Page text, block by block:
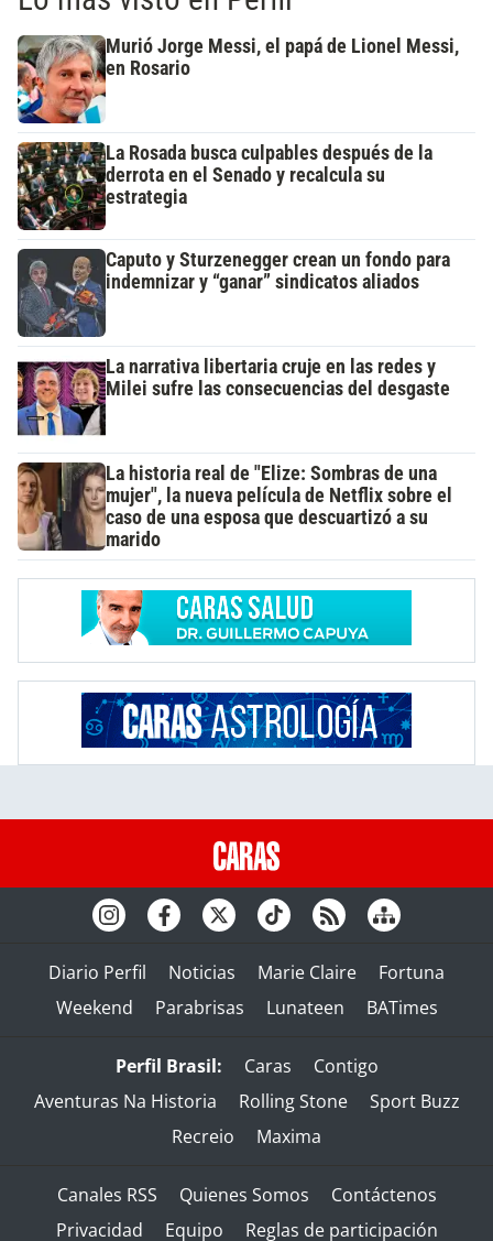
Murió Jorge Messi, el papá de Lionel Messi,
en Rosario
La Rosada busca culpables después de la
derrota en el Senado y recalcula su
estrategia
Caputo y Sturzenegger crean un fondo para
indemnizar y “ganar” sindicatos aliados
La narrativa libertaria cruje en las redes y
Milei sufre las consecuencias del desgaste
La historia real de "Elize: Sombras de una
mujer", la nueva película de Netflix sobre el
caso de una esposa que descuartizó a su
marido
Diario Perfil Noticias Marie Claire
Fortuna
Weekend
Parabrisas Lunateen BATimes
Perfil Brasil: Caras
Contigo
Aventuras Na Historia
Rolling Stone
Sport Buzz
Recreio
Maxima
Canales RSS Quienes Somos
Contáctenos
Privacidad
Equipo Reglas de participación